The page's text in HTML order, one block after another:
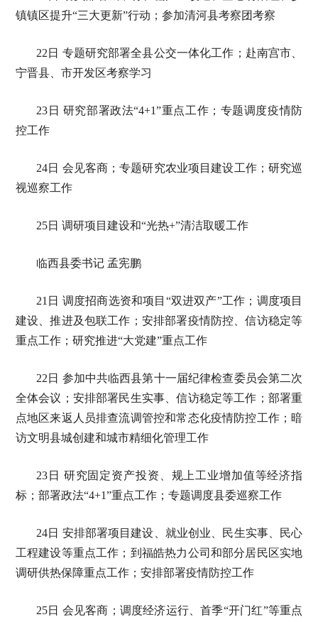
镇镇区提升“三大更新”行动；参加清河县考察团考察
22日 专题研究部署全县公交一体化工作；赴南宫市、
宁晋县、市开发区考察学习
23日 研究部署政法“4+1”重点工作；专题调度疫情防
控工作
24日 会见客商；专题研究农业项目建设工作；研究巡
视巡察工作
25日 调研项目建设和“光热+”清洁取暖工作
临西县委书记 孟宪鹏
21日 调度招商选资和项目“双进双产”工作；调度项目
建设、推进及包联工作；安排部署疫情防控、信访稳定等
重点工作；研究推进“大党建”重点工作
22日 参加中共临西县第十一届纪律检查委员会第二次
全体会议；安排部署民生实事、信访稳定等工作；部署重
点地区来返人员排查流调管控和常态化疫情防控工作；暗
访文明县城创建和城市精细化管理工作
23日 研究固定资产投资、规上工业增加值等经济指
标；部署政法“4+1”重点工作；专题调度县委巡察工作
24日 安排部署项目建设、就业创业、民生实事、民心
工程建设等重点工作；到福皓热力公司和部分居民区实地
调研供热保障重点工作；安排部署疫情防控工作
25日 会见客商；调度经济运行、首季“开门红”等重点